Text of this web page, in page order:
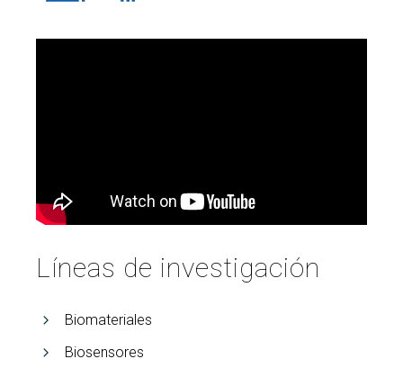
BUSCAR
TwitterInstagramYoutubeLinkedin
Líneas de investigación
Biomateriales
Biosensores